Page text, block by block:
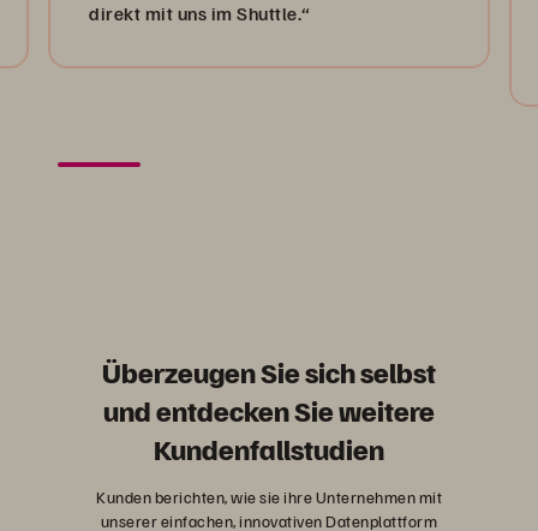
direkt mit uns im Shuttle.“
Überzeugen Sie sich selbst
und entdecken Sie weitere
Kundenfallstudien
Kunden berichten, wie sie ihre Unternehmen mit
unserer einfachen, innovativen Datenplattform